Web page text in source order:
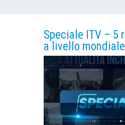
Speciale ITV –
a livello mondiale